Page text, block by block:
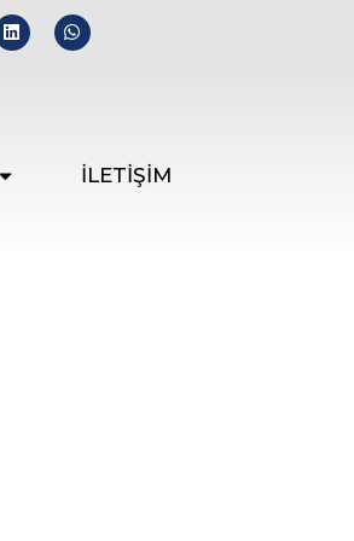
İLETİŞİM